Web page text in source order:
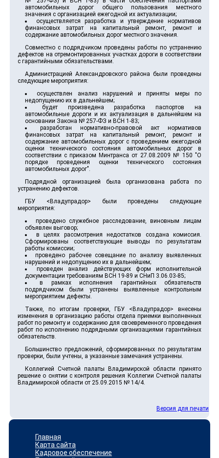
автомобильных дорог общего пользования местного
значения с организацией ежегодной их актуализации;
осуществляется разработка и утверждение нормативов
финансовых затрат на капитальный ремонт, ремонт и
содержание автомобильных дорог местного значения.
Совместно с подрядчиком проведены работы по устранению
дефектов на отремонтированных участках дороги в соответствии
с гарантийными обязательствами.
Администрацией Александровского района были проведены
следующие мероприятия:
осуществлен анализ нарушений и приняты меры по
недопущению их в дальнейшем;
будет произведена разработка паспортов на
автомобильные дороги и их актуализация в дальнейшем на
основании Закона № 257-ФЗ и ВСН 1-83;
разработан нормативно-правовой акт нормативов
финансовых затрат на капитальный ремонт, ремонт и
содержание автомобильных дорог с проведением ежегодной
оценки технического состояния автомобильных дорог в
соответствии с приказом Минтранса от 27.08.2009 № 150 "О
порядке проведения оценки технического состояния
автомобильных дорог".
Подрядной организацией была организована работа по
устранению дефектов.
ГБУ <Владупрадор> были проведены следующие
мероприятия:
проведено служебное расследование, виновным лицам
объявлен выговор;
в целях рассмотрения недостатков создана комиссия.
Сформированы соответствующие выводы по результатам
работы комиссии;
проведено рабочее совещание по анализу выявленных
нарушений и недопущению их в дальнейшем;
проведен анализ действующих форм исполнительной
документации требованиям ВСН 19-89 и СНиП 3.06.03-85;
в рамках исполнения гарантийных обязательств
подрядчиком были устранены выявленные контрольным
мероприятием дефекты.
Также, по итогам проверки, ГБУ <Владупрадор> внесены
изменения в организацию работы отдела приемки выполненных
работ по ремонту и содержанию для своевременного проведения
работ по исполнению подрядными организациями гарантийных
обязательств.
Большинство предложений, сформированных по результатам
проверки, были учтены, а указанные замечания устранены.
Коллегией Счетной палаты Владимирской области принято
решение о снятии с контроля решения Коллегии Счетной палаты
Владимирской области от 25.09.2015 № 14/4.
Версия для печати
Главная
Карта сайта
Кадровое обеспечение